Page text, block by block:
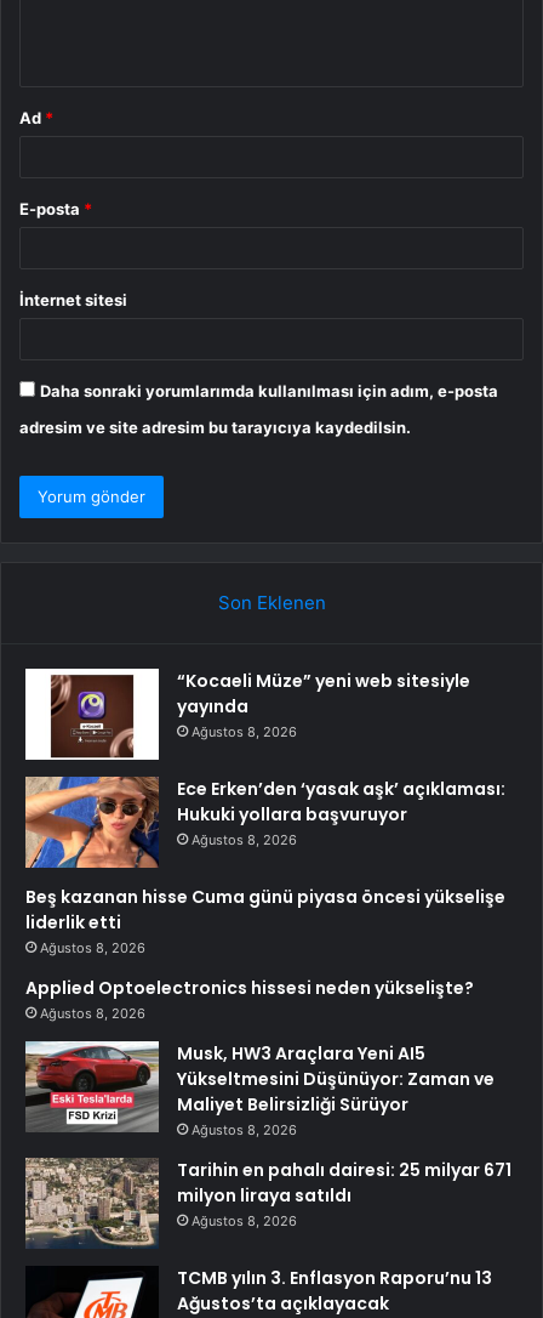
Ad *
E-posta *
İnternet sitesi
Daha sonraki yorumlarımda kullanılması için adım, e-posta
adresim ve site adresim bu tarayıcıya kaydedilsin.
Son Eklenen
“Kocaeli Müze” yeni web sitesiyle
yayında
Ağustos 8, 2026
Ece Erken’den ‘yasak aşk’ açıklaması:
Hukuki yollara başvuruyor
Ağustos 8, 2026
Beş kazanan hisse Cuma günü piyasa öncesi yükselişe
liderlik etti
Ağustos 8, 2026
Applied Optoelectronics hissesi neden yükselişte?
Ağustos 8, 2026
Musk, HW3 Araçlara Yeni AI5
Yükseltmesini Düşünüyor: Zaman ve
Maliyet Belirsizliği Sürüyor
Ağustos 8, 2026
Tarihin en pahalı dairesi: 25 milyar 671
milyon liraya satıldı
Ağustos 8, 2026
TCMB yılın 3. Enflasyon Raporu’nu 13
Ağustos’ta açıklayacak